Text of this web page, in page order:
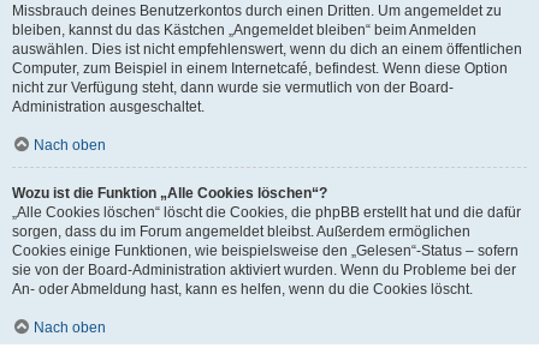
Missbrauch deines Benutzerkontos durch einen Dritten. Um angemeldet zu
bleiben, kannst du das Kästchen „Angemeldet bleiben“ beim Anmelden
auswählen. Dies ist nicht empfehlenswert, wenn du dich an einem öffentlichen
Computer, zum Beispiel in einem Internetcafé, befindest. Wenn diese Option
nicht zur Verfügung steht, dann wurde sie vermutlich von der Board-
Administration ausgeschaltet.
Nach oben
Wozu ist die Funktion „Alle Cookies löschen“?
„Alle Cookies löschen“ löscht die Cookies, die phpBB erstellt hat und die dafür
sorgen, dass du im Forum angemeldet bleibst. Außerdem ermöglichen
Cookies einige Funktionen, wie beispielsweise den „Gelesen“-Status – sofern
sie von der Board-Administration aktiviert wurden. Wenn du Probleme bei der
An- oder Abmeldung hast, kann es helfen, wenn du die Cookies löscht.
Nach oben